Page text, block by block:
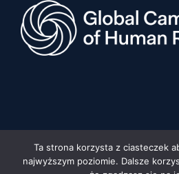
© 2026 Uniwersytet im. Adama
Ta strona korzysta z ciasteczek
najwyższym poziomie. Dalsze